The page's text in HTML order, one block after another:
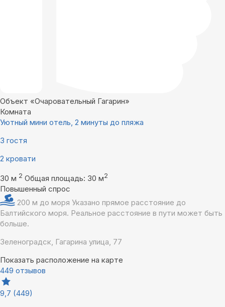
Объект «Очаровательный Гагарин»
Комната
Уютный мини отель, 2 минуты до пляжа
3 гостя
2 кровати
30 м 2 Общая площадь: 30 м2
Повышенный спрос
200 м до моря Указано прямое расстояние до
Балтийского моря. Реальное расстояние в пути может быть
больше.
Зеленоградск, Гагарина улица, 77
Показать расположение на карте
449 отзывов
9,7 (449)